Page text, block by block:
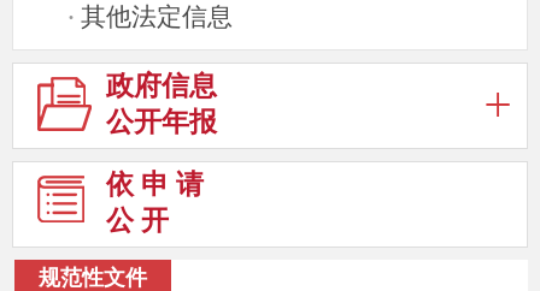
· 其他法定信息
政府信息
公开年报
依 申 请
公 开
规范性文件